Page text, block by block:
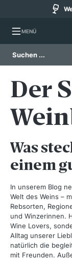
MENÜ
Der
Was
einem
In unserem Blog
Welt des Weins –
Rebsorten,
und Winzerinnen.
Wine Lovers,
Alltag unserer
natürlich die
mit Freunden.